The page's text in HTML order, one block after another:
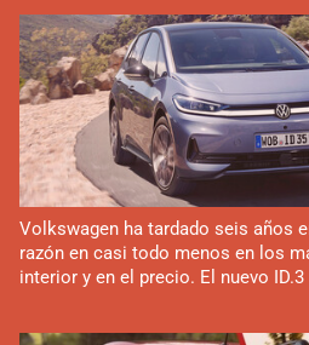
Volkswagen ha tardado seis años
razón en casi todo menos en los
interior y en el precio. El nuevo